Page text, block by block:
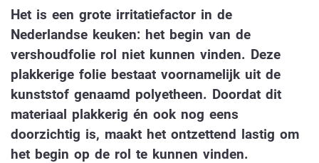
Het is een grote irritatiefactor in de
Nederlandse keuken: het begin van de
vershoudfolie rol niet kunnen vinden. Deze
plakkerige folie bestaat voornamelijk uit de
kunststof genaamd polyetheen. Doordat dit
materiaal plakkerig én ook nog eens
doorzichtig is, maakt het ontzettend lastig om
het begin op de rol te kunnen vinden.